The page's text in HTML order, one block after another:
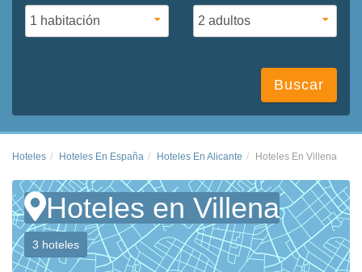
Buscar
Hoteles Hoteles En España Hoteles En Alicante Hoteles En Villena
Hoteles en Villena
3 hoteles